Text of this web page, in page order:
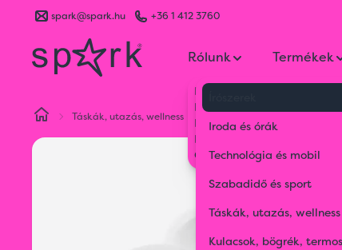
spark@spark.hu +36 1 412 3760
Rólunk
Kik vagyunk
Kapcsolat
Blog
Karrier
Gyakran Ismételt Kérdések
Termékek
Iroda és órák
Technológia és mobil
Szabadidő és sport
Táskák, utazás, wellness
Kulacsok, bögrék,
Táskák, utazás, wellness